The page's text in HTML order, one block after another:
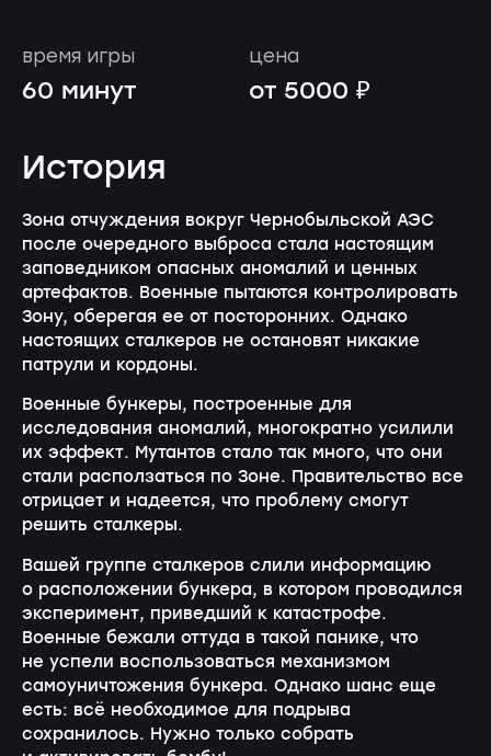
время игры
60 минут
цена
от 5000 ₽
История
Зона отчуждения вокруг Чернобыльской АЭС
после очередного выброса стала настоящим
заповедником опасных аномалий и ценных
артефактов. Военные пытаются контролировать
Зону, оберегая ее от посторонних. Однако
настоящих сталкеров не остановят никакие
патрули и кордоны.
Военные бункеры, построенные для
исследования аномалий, многократно усилили
их эффект. Мутантов стало так много, что они
стали расползаться по Зоне. Правительство все
отрицает и надеется, что проблему смогут
решить сталкеры.
Вашей группе сталкеров слили информацию
о расположении бункера, в котором проводился
эксперимент, приведший к катастрофе.
Военные бежали оттуда в такой панике, что
не успели воспользоваться механизмом
самоуничтожения бункера. Однако шанс еще
есть: всё необходимое для подрыва
сохранилось. Нужно только собрать